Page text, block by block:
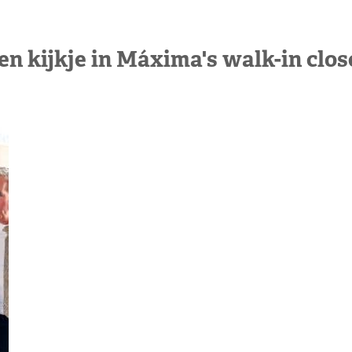
kijkje in Máxima's walk-in